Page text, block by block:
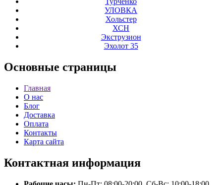
УЛОВКА
Хольстер
ХСН
Экструзион
Эхолот 35
Основные страницы
Главная
О нас
Блог
Доставка
Оплата
Контакты
Карта сайта
Контактная информация